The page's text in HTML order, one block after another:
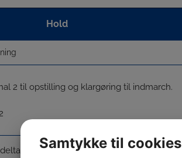
Hold
2 til opstilling og klargøring til indmarch.
Samtykke til cookies